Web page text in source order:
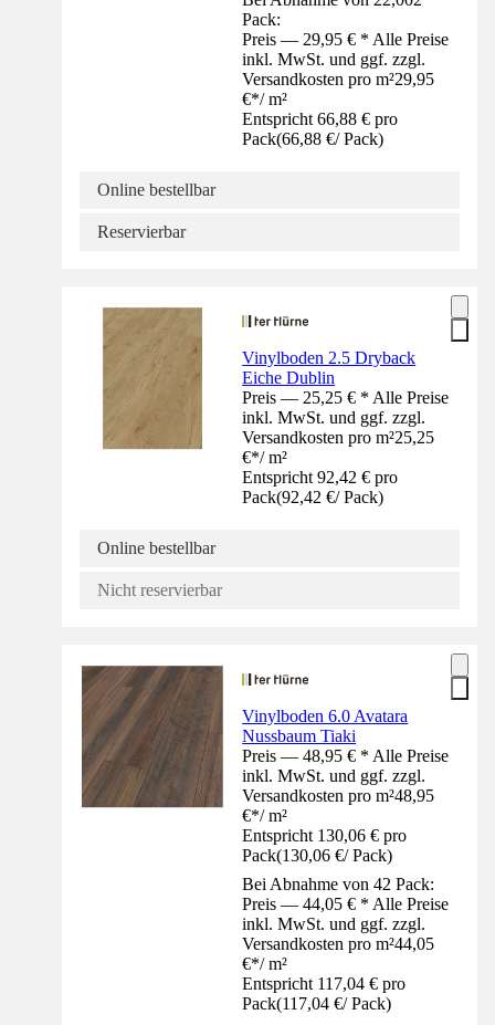
Pack:
Preis — 29,95 € * Alle Preise
inkl. MwSt. und ggf. zzgl.
Versandkosten pro m²29,95
€*/ m²
Entspricht 66,88 € pro
Pack(66,88 €/ Pack)
Online bestellbar
Reservierbar
Vinylboden 2.5 Dryback
Eiche Dublin
Preis — 25,25 € * Alle Preise
inkl. MwSt. und ggf. zzgl.
Versandkosten pro m²25,25
€*/ m²
Entspricht 92,42 € pro
Pack(92,42 €/ Pack)
Online bestellbar
Nicht reservierbar
Vinylboden 6.0 Avatara
Nussbaum Tiaki
Preis — 48,95 € * Alle Preise
inkl. MwSt. und ggf. zzgl.
Versandkosten pro m²48,95
€*/ m²
Entspricht 130,06 € pro
Pack(130,06 €/ Pack)
Bei Abnahme von 42 Pack:
Preis — 44,05 € * Alle Preise
inkl. MwSt. und ggf. zzgl.
Versandkosten pro m²44,05
€*/ m²
Entspricht 117,04 € pro
Pack(117,04 €/ Pack)